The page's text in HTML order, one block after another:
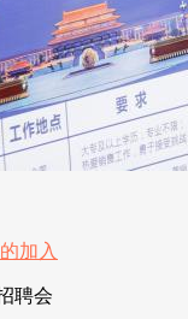
聘会